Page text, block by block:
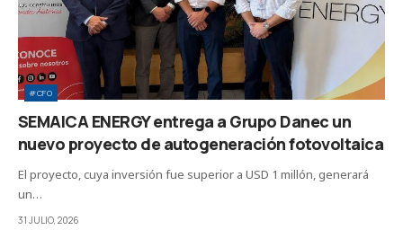
#CFO
SEMAICA ENERGY entrega a Grupo Danec un
nuevo proyecto de autogeneración fotovoltaica
El proyecto, cuya inversión fue superior a USD 1 millón, generará
un…
31 JULIO, 2026